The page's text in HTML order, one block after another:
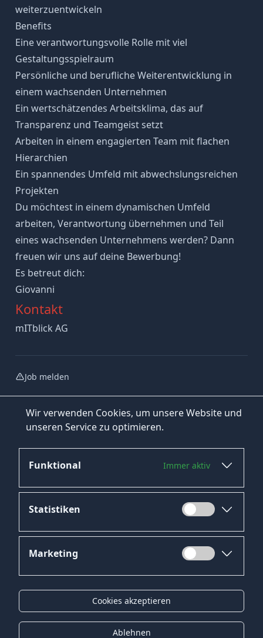
Wir verwenden Cookies, um unsere Website und
unseren Service zu optimieren.
Funktional Immer aktiv
Statistiken
Marketing
Cookies akzeptieren
Ablehnen
weiterzuentwickeln
Benefits
Eine verantwortungsvolle Rolle mit viel
Gestaltungsspielraum
Persönliche und berufliche Weiterentwicklung in
einem wachsenden Unternehmen
Ein wertschätzendes Arbeitsklima, das auf
Transparenz und Teamgeist setzt
Arbeiten in einem engagierten Team mit flachen
Hierarchien
Ein spannendes Umfeld mit abwechslungsreichen
Projekten
Du möchtest in einem dynamischen Umfeld
arbeiten, Verantwortung übernehmen und Teil
eines wachsenden Unternehmens werden? Dann
freuen wir uns auf deine Bewerbung!
Es betreut dich:
Giovanni
Kontakt
mITblick AG
Job melden
Jetzt bewerben
Datenschutz
Impressum
Kontakt
Gender-Hinweis